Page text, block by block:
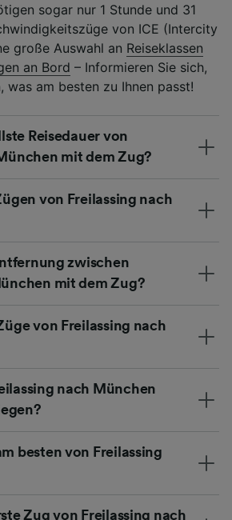
sogar nur 1 Stunde und 31
von ICE (Intercity
große Auswahl an Reiseklassen
an Bord – Informieren Sie sich,
was am besten zu Ihnen passt!
Reisedauer von
mit dem Zug?
von Freilassing nach
zwischen
mit dem Zug?
von Freilassing nach
nach München
besten von Freilassing
Zug von Freilassing nach